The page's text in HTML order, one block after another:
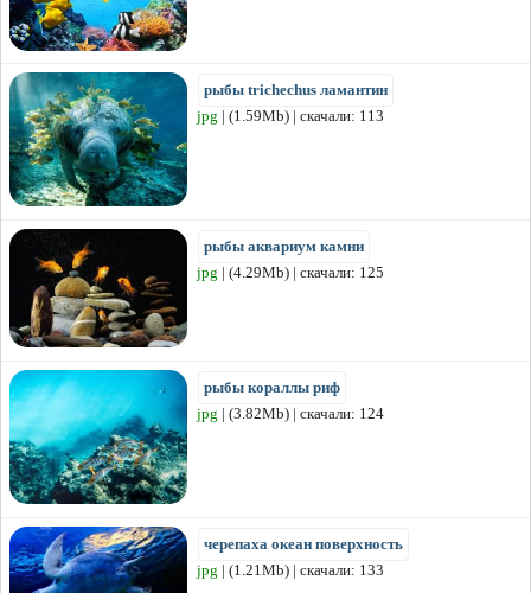
рыбы trichechus ламантин
jpg | (1.59Mb) | скачали: 113
рыбы аквариум камни
jpg | (4.29Mb) | скачали: 125
рыбы кораллы риф
jpg | (3.82Mb) | скачали: 124
черепаха океан поверхность
jpg | (1.21Mb) | скачали: 133